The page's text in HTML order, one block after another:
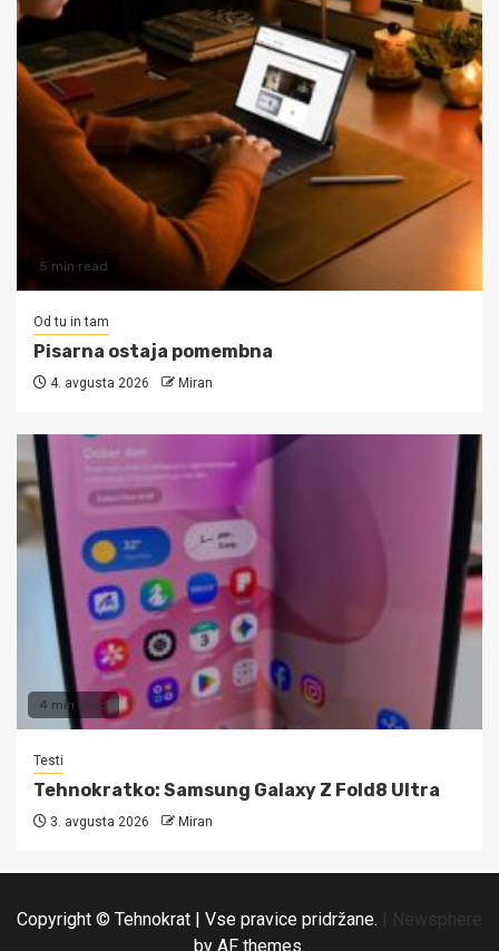
5 min read
Od tu in tam
Pisarna ostaja pomembna
4. avgusta 2026 Miran
4 min read
Testi
Tehnokratko: Samsung Galaxy Z Fold8 Ultra
3. avgusta 2026 Miran
Copyright © Tehnokrat | Vse pravice pridržane.
Newsphere
by AF themes.